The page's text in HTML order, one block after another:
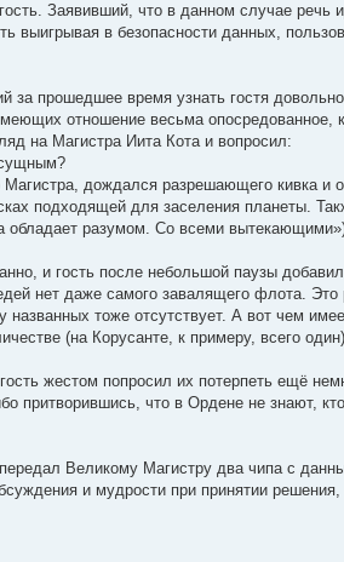
Заявивший, что в данном случае
в безопасности данных,
за прошедшее время узнать гостя
отношение весьма опосредованное,
на Магистра Иита Кота и вопросил:
Магистра, дождался разрешающего кивка
подходящей для заселения планеты.
обладает разумом. Со всеми
и гость после небольшой паузы
нет даже самого завалящего флота.
названных тоже отсутствует. А вот чем
(на Корусанте, к примеру, всего
жестом попросил их потерпеть ещё
притворившись, что в Ордене не знают,
Великому Магистру два чипа с
и мудрости при принятии